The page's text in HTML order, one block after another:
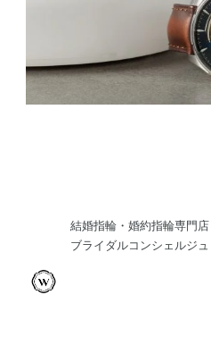
結婚指輪・婚約指輪専門
ブライダルコンシェルジ